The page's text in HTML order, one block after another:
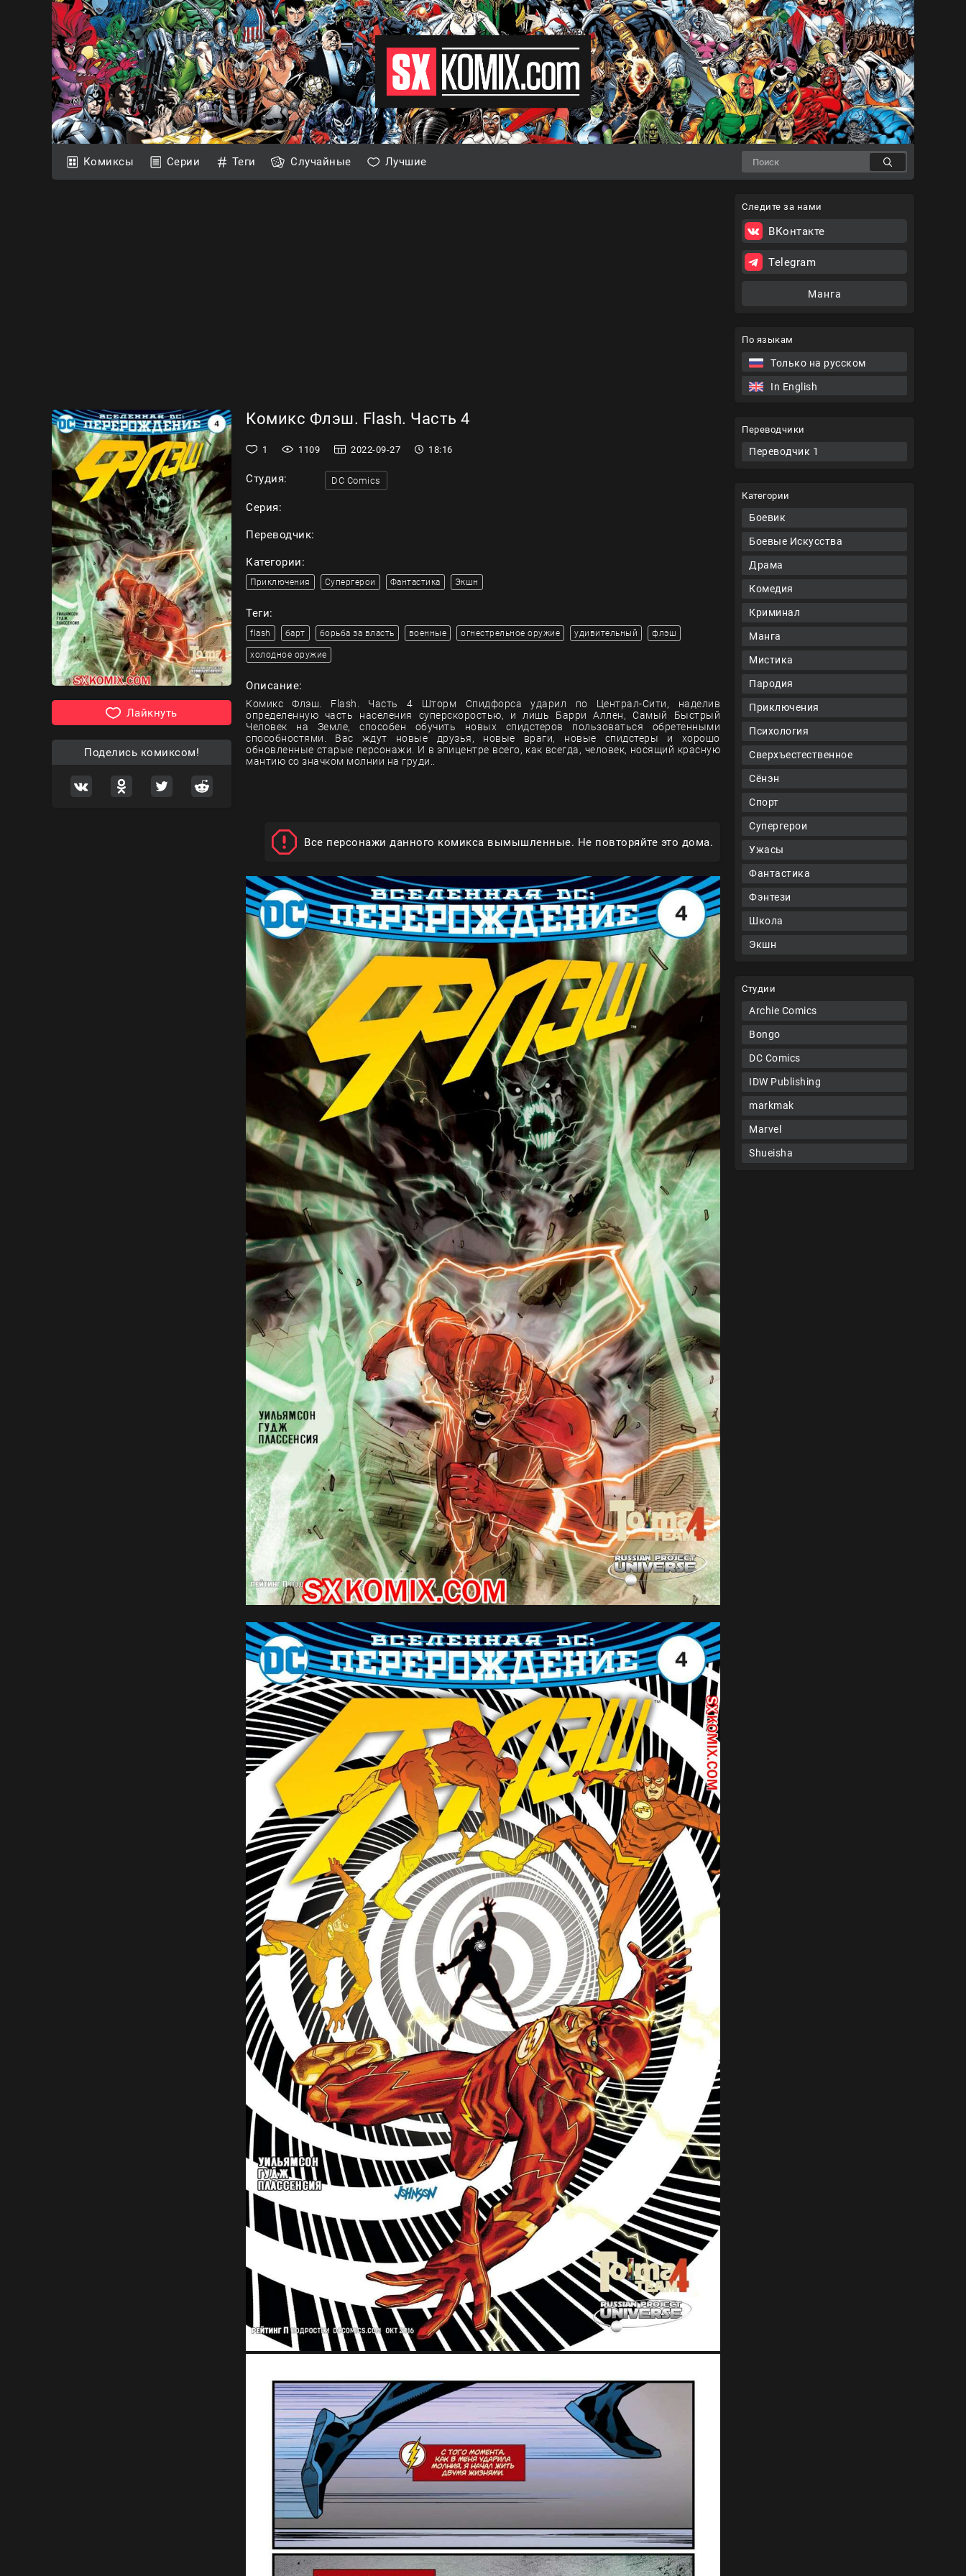
Комиксы Серии Теги Случайные Лучшие
По языкам
Только на русском
In English
Переводчики
Переводчик 1
Категории
Боевик
Боевые Искусства
Драма
Комедия
Криминал
Манга
Мистика
Пародия
Приключения
Психология
Сверхъестественное
Сёнэн
Спорт
Супергерои
Ужасы
Фантастика
Фэнтези
Школа
Экшн
Студии
Archie Comics
Bongo
DC Comics
IDW Publishing
markmak
Marvel
Shueisha
Лайкнуть
Поделись комиксом!
Комикс Флэш. Flash. Часть 4
1 1109 2022-09-27 18:16
Студия: DC Comics
Серия:
Переводчик:
Категории:
Приключения Супергерои Фантастика Экшн
Теги:
flash барт борьба за власть военные огнестрельное оружие удивительный флэш
холодное оружие
Описание:
Комикс Флэш. Flash. Часть 4 Шторм Спидфорса ударил по Централ-Сити, наделив
определенную часть населения суперскоростью, и лишь Барри Аллен, Самый Быстрый
Человек на Земле, способен обучить новых спидстеров пользоваться обретенными
способностями. Вас ждут новые друзья, новые враги, новые спидстеры и хорошо
обновленные старые персонажи. И в эпицентре всего, как всегда, человек, носящий красную
мантию со значком молнии на груди..
Все персонажи данного комикса вымышленные. Не повторяйте это дома.
Следите за нами
ВКонтакте
Telegram
Манга